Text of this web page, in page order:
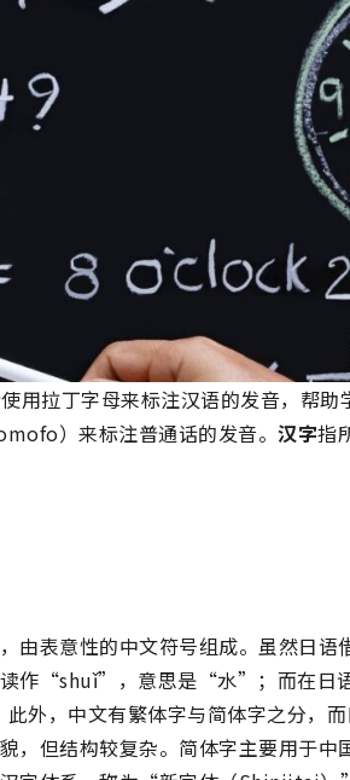
使用拉丁字母来标注汉语的发音，帮助
）来标注普通话的发音。 汉字指
由表意性的中文符号组成。虽然日语
读作“shuǐ”，意思是“水”；而在日
，中文有繁体字与简体字之分，而
，但结构较复杂。简体字主要用于中